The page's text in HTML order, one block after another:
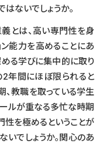
ないでしょうか。
義とは、高い専門性を身
能力を高めることにあ
る学びに集中的に取り
年間にほぼ限られると
、教職を取っている学生
ルが重なる多忙な時期
性を極めるということが
でしょうか。関心のあ